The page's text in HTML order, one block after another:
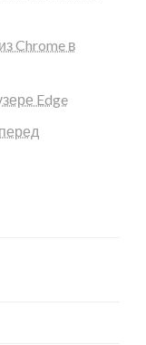
Chrome в
Edge